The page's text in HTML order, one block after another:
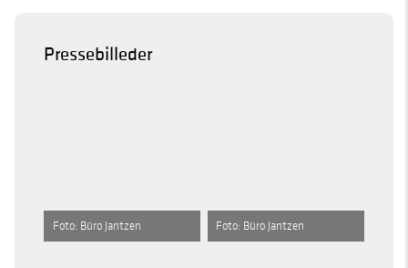
Pressebilleder
Foto: Büro Jantzen Foto: Büro Jantzen